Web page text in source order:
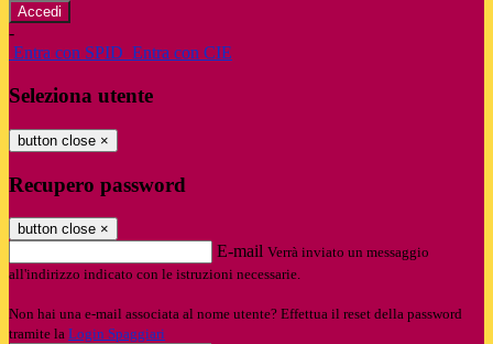
-
Entra con SPID Entra con CIE
Seleziona utente
button close ×
Recupero password
button close ×
E-mail Verrà inviato un messaggio
all'indirizzo indicato con le istruzioni necessarie.
Non hai una e-mail associata al nome utente? Effettua il reset della password
tramite la Login Spaggiari